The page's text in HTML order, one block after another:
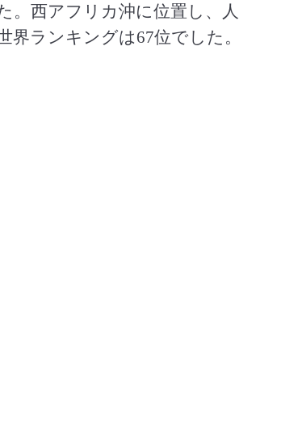
。西アフリカ沖に位置し、人
界ランキングは67位でした。